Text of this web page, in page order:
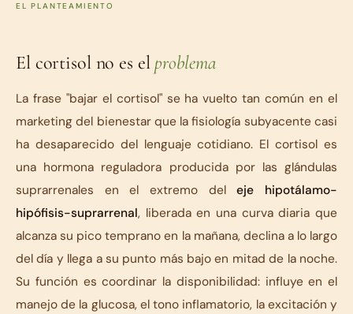
EL PLANTEAMIENTO
El cortisol no es elproblema
La frase "bajar el cortisol" se ha vuelto tan común en el
marketing del bienestar que la fisiología subyacente casi
ha desaparecido del lenguaje cotidiano. El cortisol es
una hormona reguladora producida por las glándulas
suprarrenales en el extremo deleje hipotálamo-
hipófisis-suprarrenal, liberada en una curva diaria que
alcanza su pico temprano en la mañana, declina a lo largo
del día y llega a su punto más bajo en mitad de la noche.
Su función es coordinar la disponibilidad: influye en el
manejo de la glucosa, el tono inflamatorio, la excitación y